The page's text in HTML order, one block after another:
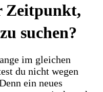
Zeitpunkt,
suchen?
im gleichen
du nicht wegen
ein neues